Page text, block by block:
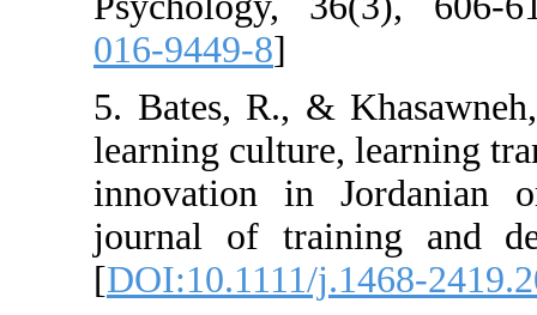
016-9449-8
5. Bates, R., &
learning
innovation in
journal of
[DOI:10.1111/